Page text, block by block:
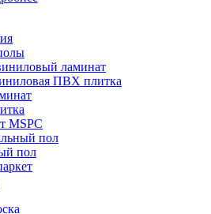
ламинат
ПВХ плитка
MSPC
пол
пол